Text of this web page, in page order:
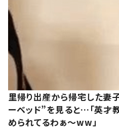
里帰り出産から帰宅した妻
ーベッド”を見ると…「英才
められてるわぁ～ww」